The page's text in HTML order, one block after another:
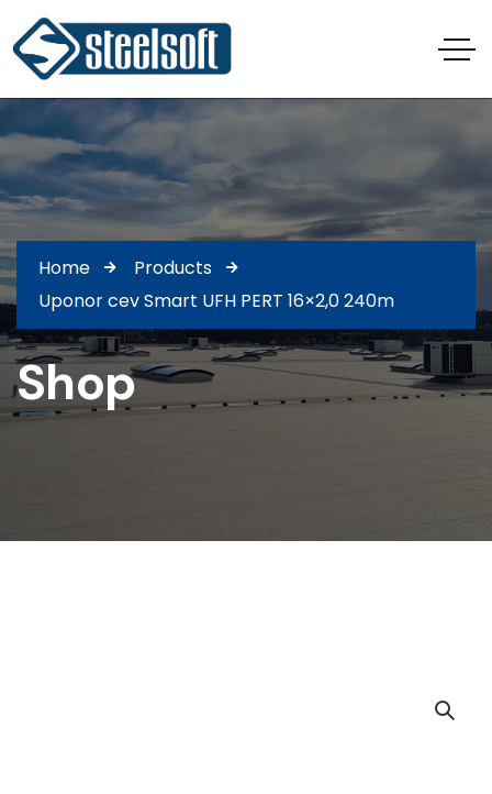
Home
Products
Uponor cev Smart UFH PERT 16×2,0 240m
Shop